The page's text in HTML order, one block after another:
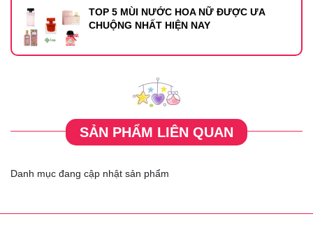
TOP 5 MÙI NƯỚC HOA NỮ ĐƯỢC ƯA
CHUỘNG NHẤT HIỆN NAY
SẢN PHẨM LIÊN QUAN
Danh mục đang cập nhật sản phẩm